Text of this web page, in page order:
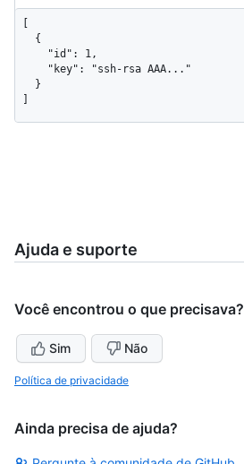
Ajuda e suporte
Você encontrou o que precisava?
Sim Não
Política de privacidade
Ainda precisa de ajuda?